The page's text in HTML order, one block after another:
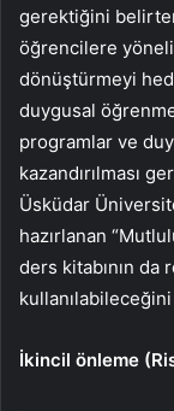
gerektiğini
öğrencilere
dönüştürmeyi
duygusal
programlar ve
kazandırılması
Üsküdar
hazırlanan
ders kitabının da
İkincil önleme